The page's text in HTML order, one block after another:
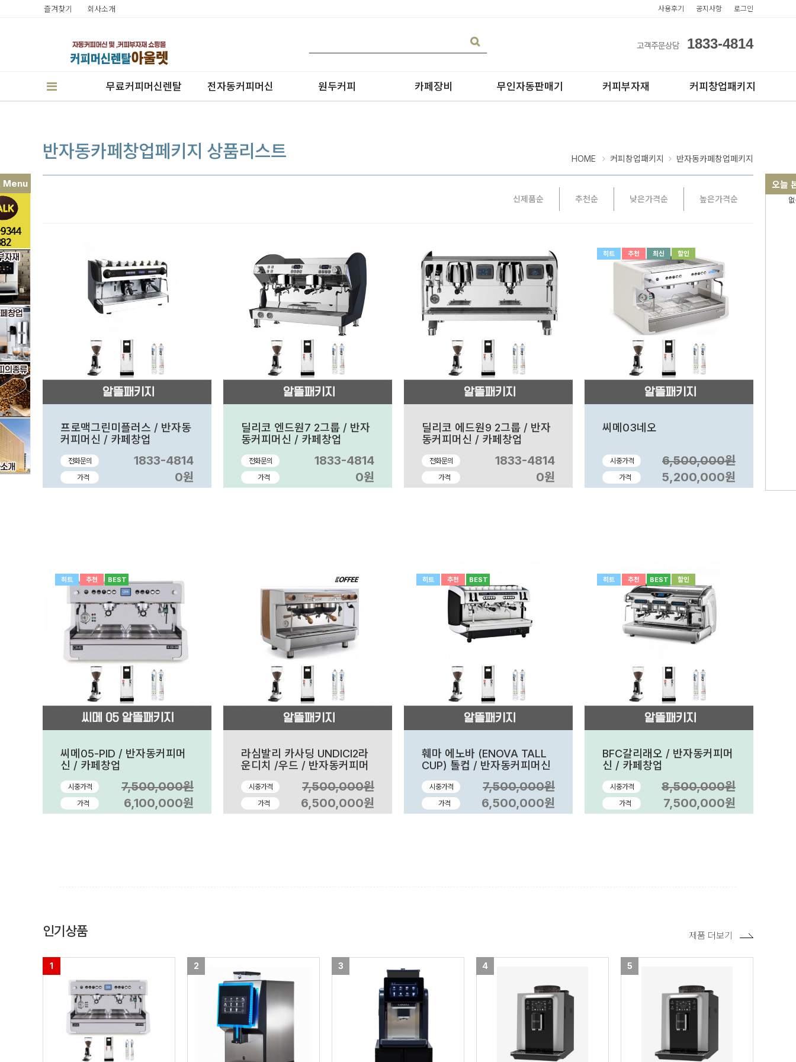
즐겨찾기 회사소개 사용후기 공지사항 로그인
고객주문상담 1833-4814
무료커피머신렌탈 전자동커피머신 원두커피 카페장비
CAN 캔시머 캔실링기
무인자동판매기 커피부자재
아이스컵
커피창업패키지
전자동카페창업페키지
Menu 오늘
반자동카페창업페키지 상품리스트 HOME 커피창업패키지 반자동카페창업페키지
신제품순 추천순 낮은가격순 높은가격순
프로맥그린미플러스 / 반자동
커피머신 / 카페창업
전화문의 1833-4814
가격 0원
딜리코 엔드원7 2그룹 / 반자
동커피머신 / 카페창업
전화문의 1833-4814
가격 0원
딜리코 에드원9 2그룹 / 반자
동커피머신 / 카페창업
전화문의 1833-4814
가격 0원
씨메03네오
시중가격 6,500,000원
가격 5,200,000원
히트 추천 최신 할인
씨메05-PID / 반자동커피머
신 / 카페창업
시중가격 7,500,000원
가격 6,100,000원
히트 추천 BEST
라심발리 카사딩 UNDICI2라
운디치 /우드 / 반자동커피머
시중가격 7,500,000원
가격 6,500,000원
훼마 에노바 (ENOVA TALL
CUP) 톨컵 / 반자동커피머신
시중가격 7,500,000원
가격 6,500,000원
히트 추천 BEST
BFC갈리래오 / 반자동커피머
신 / 카페창업
시중가격 8,500,000원
가격 7,500,000원
히트 추천 BEST 할인
인기상품
1 2 3 4 5
제품 더보기